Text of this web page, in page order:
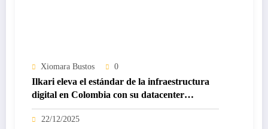
Xiomara Bustos 0
Ilkari eleva el estándar de la infraestructura
digital en Colombia con su datacenter
certificado Nivel IV de ICREA
22/12/2025